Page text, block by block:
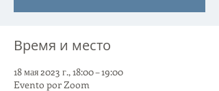
Время и место
18 мая 2023 г., 18:00 – 19:00
Evento por Zoom